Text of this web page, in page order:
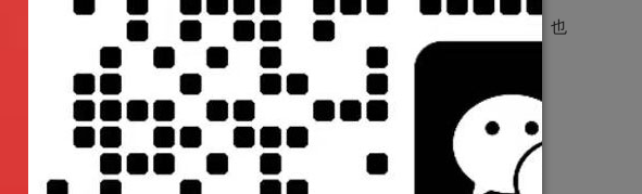
是聊天软件。这样通过人与人之间的转发，能够小范围提高网站访问量。也
小圈子里的人都去打开网站。提升网站访问量。
小方法，希望对大家有所帮助。